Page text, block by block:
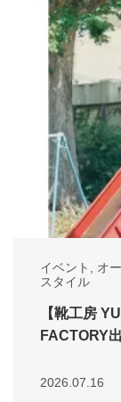
イベント , オ
スタイル
【靴工房
FACTORY出
2026.07.16